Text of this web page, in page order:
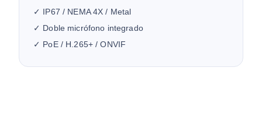
✓ IP67 / NEMA 4X / Metal
✓ Doble micrófono integrado
✓ PoE / H.265+ / ONVIF